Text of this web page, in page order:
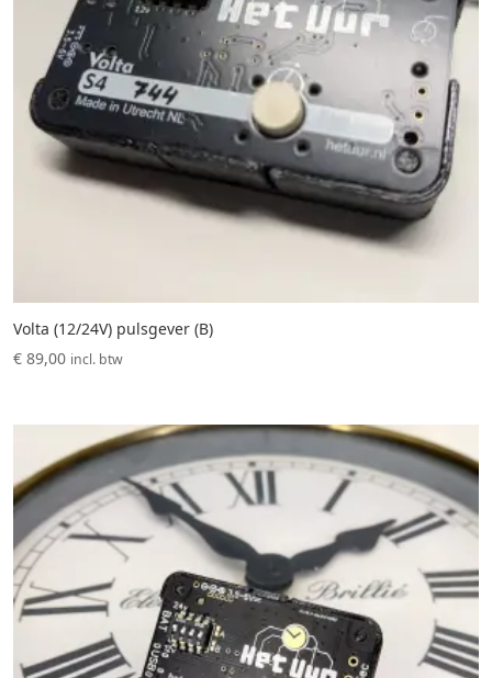
Volta (12/24V) pulsgever (B)
€ 89,00 incl. btw